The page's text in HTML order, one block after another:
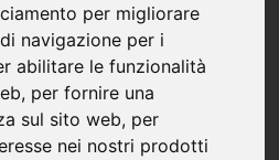
per migliorare
navigazione per i
abilitare le funzionalità
, per fornire una
sul sito web, per
nei nostri prodotti